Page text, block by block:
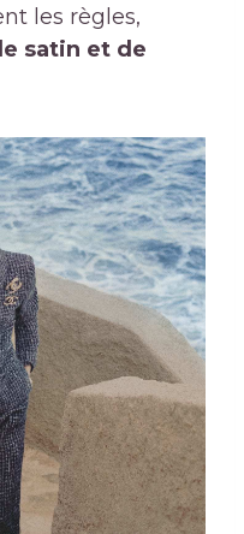
les règles,
satin et de